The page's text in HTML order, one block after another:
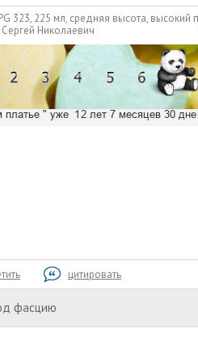
323, 225 мл, средняя высота,
Николаевич
цитировать
фасцию